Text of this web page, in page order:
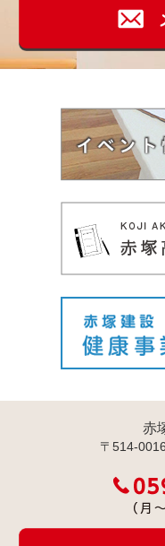
赤
〒514-